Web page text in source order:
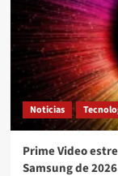
Noticias
Prime Video
Samsung de 2026